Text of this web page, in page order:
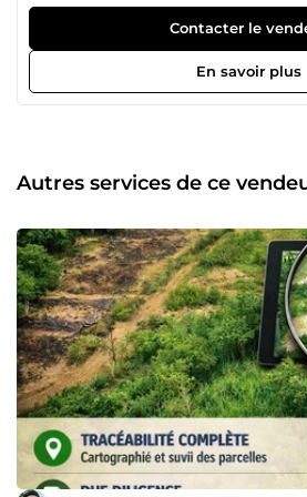
et fluidifier la coordination de vos
qu'Ingénieur en Agriculture et
une combinaison unique d'expertise
niveau (durabilité, foresterie, services
d'un organisme de certification
et mon implication dans des projets
conformité et le suivi opérationnel
comptes internationaux dans les
de la foresterie et du sourcing
cette expertise technique en
compétences organisationnelles et
pour agir comme votre partenaire
(français/anglais) stratégique,
opérations de terrain et vos tâches
avancent de manière efficace et
━━━━━━━━━━━━━━━━━━━━━━━━━━ ⚙️ CE
POUR VOUS
RSE &amp; ESG : Pilotage des
suivi de la responsabilité sociétale
Contacter le
En savoir plus
Autres services de ce